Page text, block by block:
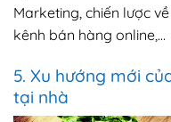
Marketing, chiến lược
kênh bán hàng online,…
5. Xu hướng mới
tại nhà